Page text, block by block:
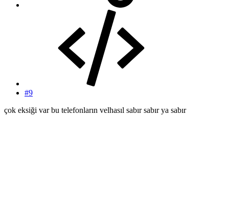
#9
çok eksiği var bu telefonların velhasıl sabır sabır ya sabır